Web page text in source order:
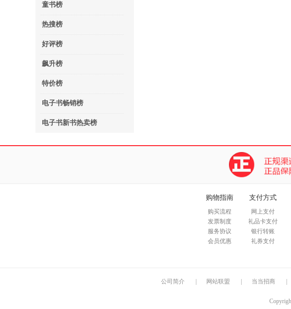
童书榜
热搜榜
好评榜
飙升榜
特价榜
电子书畅销榜
电子书新书热卖榜
购物指南
购买流程
发票制度
服务协议
会员优惠
支付方式
网上支付
礼品卡支付
银行转账
礼券支付
公司简介 网站联盟 当当招商